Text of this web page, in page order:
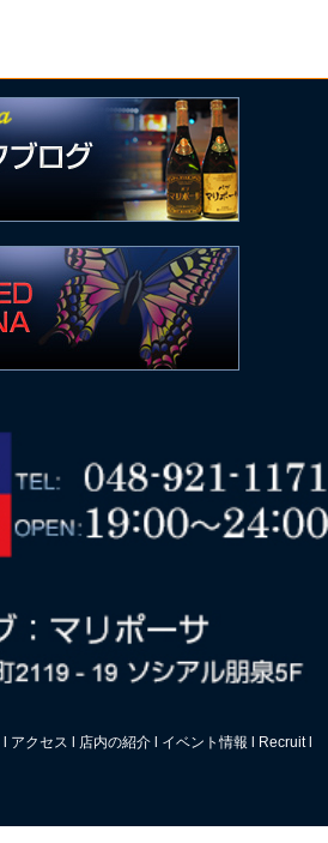
アクセス 店内の紹介 イベント情報 Recruitl